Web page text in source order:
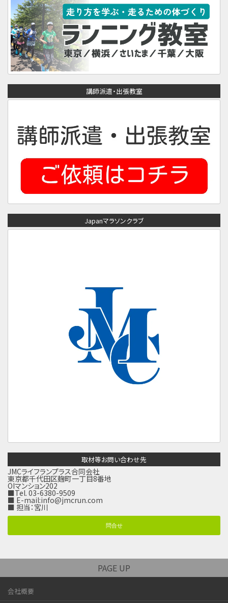
講師派遣・出張教室
Japanマラソンクラブ
取材等お問い合わせ先
JMCライフランプラス合同会社
東京都千代田区麹町一丁目8番地
OIマンション202
■Tel. 03-6380-9509
■ E-mail:info@jmcrun.com
■ 担当：宮川
問合せ
PAGE UP
会社概要